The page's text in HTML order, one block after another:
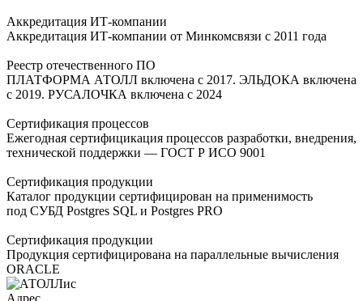
Аккредитация ИТ-компании
Аккредитация ИТ-компании от Минкомсвязи с 2011 года
Реестр отечественного ПО
ПЛАТФОРМА АТОЛЛ включена с 2017. ЭЛЬДОКА включена
с 2019. РУСАЛОЧКА включена с 2024
Сертификация процессов
Ежегодная сертифицикация процессов разработки, внедрения,
технической поддержки — ГОСТ Р ИСО 9001
Сертификация продукции
Каталог продукции сертифицирован на применимость
под СУБД Postgres SQL и Postgres PRO
Сертификация продукции
Продукция сертифицирована на параллельные вычисления
ORACLE
Адрес